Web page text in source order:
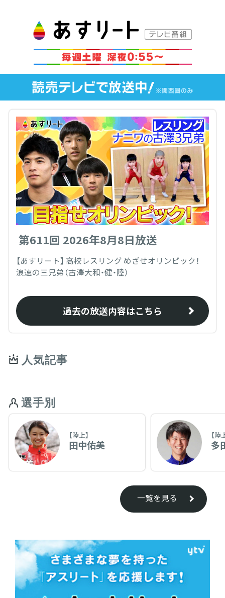
第611回 2026年8月8日放送
【あすリート】 高校レスリング めざせオリンピック！
浪速の三兄弟（古澤大和・健・陸）
過去の放送内容はこちら
人気記事
選手別
【陸上】
田中佑美
【陸
多
一覧を見る